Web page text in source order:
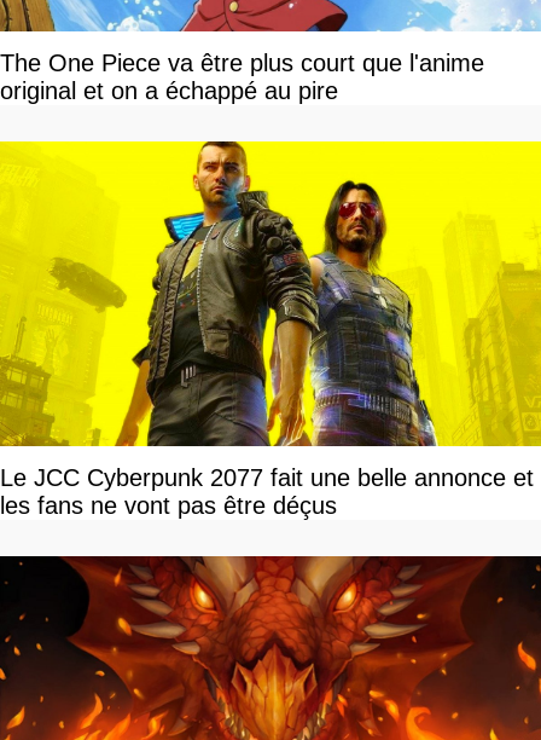
The One Piece va être plus court que l'anime
original et on a échappé au pire
Le JCC Cyberpunk 2077 fait une belle annonce et
les fans ne vont pas être déçus